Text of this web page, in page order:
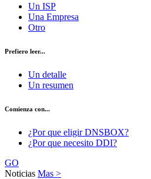
Un ISP
Una Empresa
Otro
Prefiero leer...
Un detalle
Un resumen
Comienza con...
¿Por que eligir DNSBOX?
¿Por que necesito DDI?
GO
Noticias Mas >